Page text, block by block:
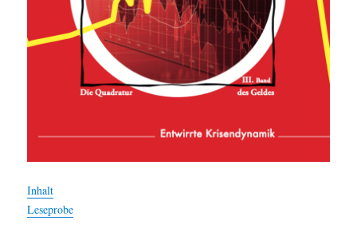
Inhalt
Leseprobe